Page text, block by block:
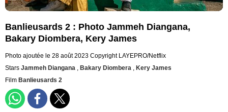
Banlieusards 2 : Photo Jammeh Diangana,
Bakary Diombera, Kery James
Photo ajoutée le 28 août 2023 Copyright LAYEPRO/Netflix
Stars Jammeh Diangana , Bakary Diombera , Kery James
Film Banlieusards 2